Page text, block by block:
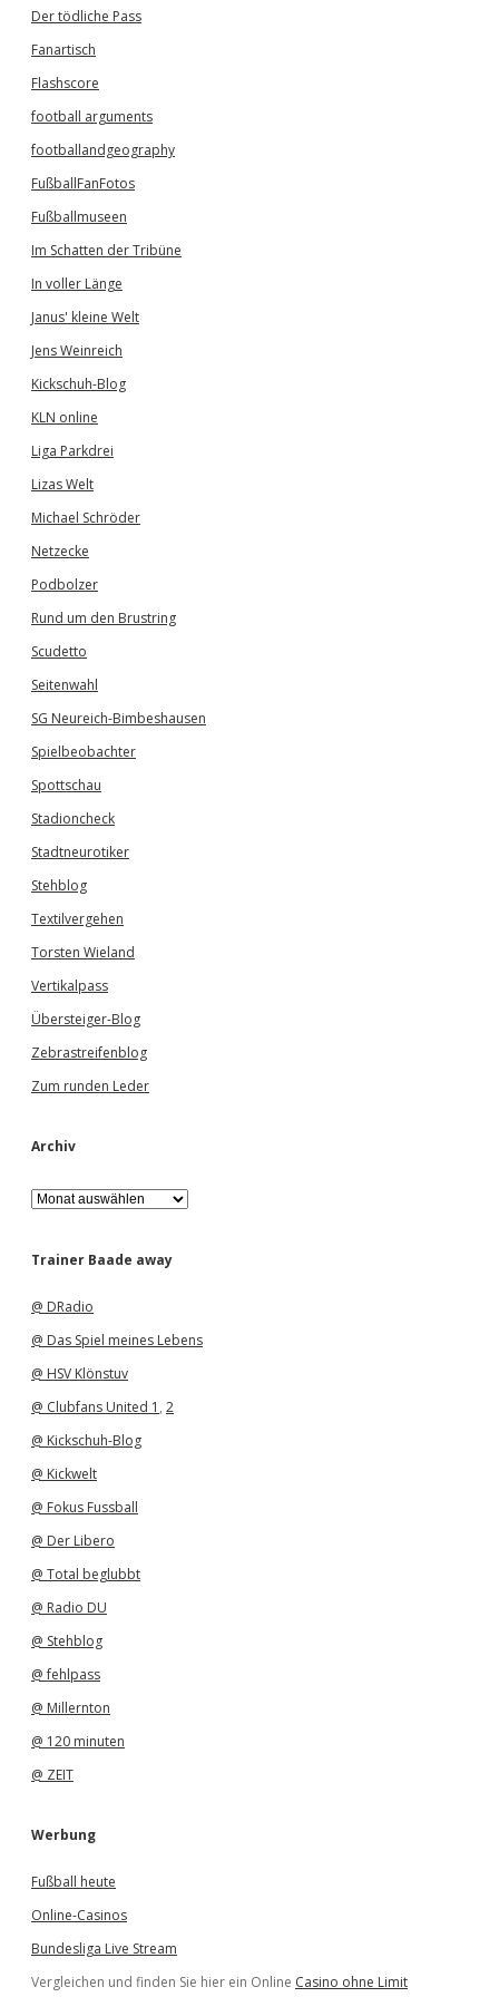
Der tödliche Pass
Fanartisch
Flashscore
football arguments
footballandgeography
FußballFanFotos
Fußballmuseen
Im Schatten der Tribüne
In voller Länge
Janus' kleine Welt
Jens Weinreich
Kickschuh-Blog
KLN online
Liga Parkdrei
Lizas Welt
Michael Schröder
Netzecke
Podbolzer
Rund um den Brustring
Scudetto
Seitenwahl
SG Neureich-Bimbeshausen
Spielbeobachter
Spottschau
Stadioncheck
Stadtneurotiker
Stehblog
Textilvergehen
Torsten Wieland
Vertikalpass
Übersteiger-Blog
Zebrastreifenblog
Zum runden Leder
Archiv
A
r
h
Trainer Baade away
@ DRadio
@ Das Spiel meines Lebens
@ HSV Klönstuv
@ Clubfans United 1 , 2
@ Kickschuh-Blog
@ Kickwelt
@ Fokus Fussball
@ Der Libero
@ Total beglubbt
@ Radio DU
@ Stehblog
@ fehlpass
@ Millernton
@ 120 minuten
@ ZEIT
Werbung
Fußball heute
Online-Casinos
Bundesliga Live Stream
Vergleichen und finden Sie hier ein Online Casino ohne Limit